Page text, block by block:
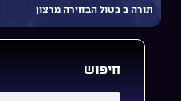
תורה ב בטול הבחירה מרצון
חיפוש